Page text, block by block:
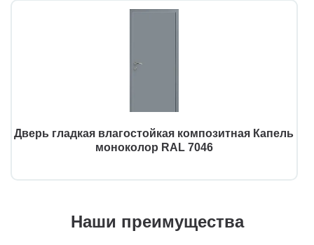
Дверь гладкая влагостойкая композитная Капель
моноколор RAL 7046
Наши преимущества